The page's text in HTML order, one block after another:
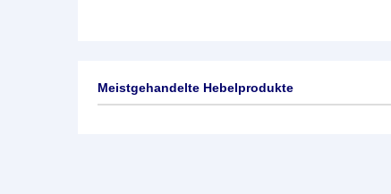
Meistgehandelte Hebelprodukte